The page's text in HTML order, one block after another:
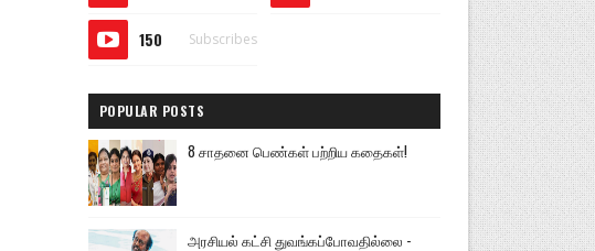
150 Subscribes
POPULAR POSTS
8 சாதனை பெண்கள் பற்றிய கதைகள்!
அரசியல் கட்சி துவங்கப்போவதில்லை -